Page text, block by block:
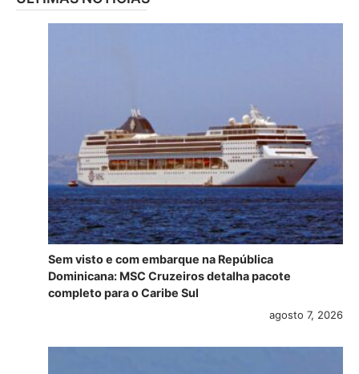
Sem visto e com embarque na República
Dominicana: MSC Cruzeiros detalha pacote
completo para o Caribe Sul
agosto 7, 2026